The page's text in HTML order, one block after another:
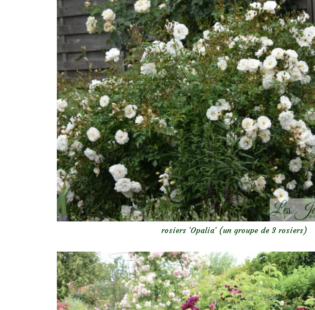
rosiers ‘Opalia’ (un groupe de 3 rosiers)